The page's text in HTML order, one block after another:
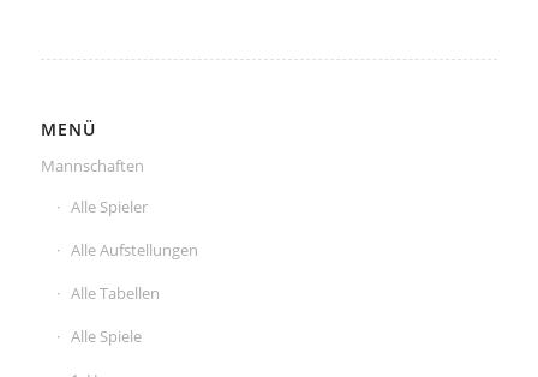
MENÜ
Mannschaften
Alle Spieler
Alle Aufstellungen
Alle Tabellen
Alle Spiele